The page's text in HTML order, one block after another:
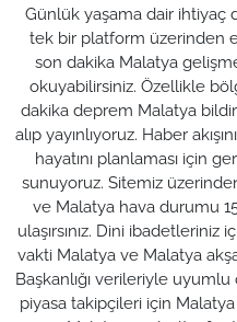
Günlük yaşama dair
tek bir platform üzerinden
son dakika Malatya
okuyabilirsiniz. Özellikle
dakika deprem Malatya
alıp yayınlıyoruz. Haber
hayatını planlaması için
sunuyoruz. Sitemiz
ve Malatya hava durumu
ulaşırsınız. Dini
vakti Malatya ve Malatya
Başkanlığı verileriyle
piyasa takipçileri için Malatya